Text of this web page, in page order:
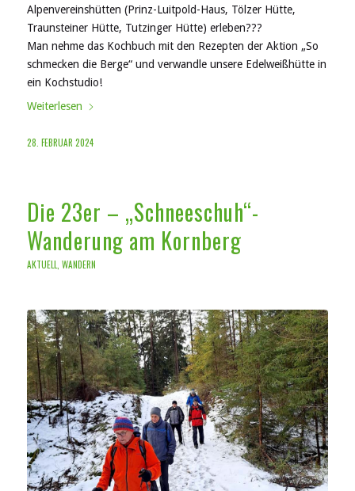
Alpenvereinshütten (Prinz-Luitpold-Haus, Tölzer Hütte,
Traunsteiner Hütte, Tutzinger Hütte) erleben???
Man nehme das Kochbuch mit den Rezepten der Aktion „So
schmecken die Berge“ und verwandle unsere Edelweißhütte in
ein Kochstudio!
Weiterlesen
28. FEBRUAR 2024
Die 23er – „Schneeschuh“-
Wanderung am Kornberg
AKTUELL, WANDERN